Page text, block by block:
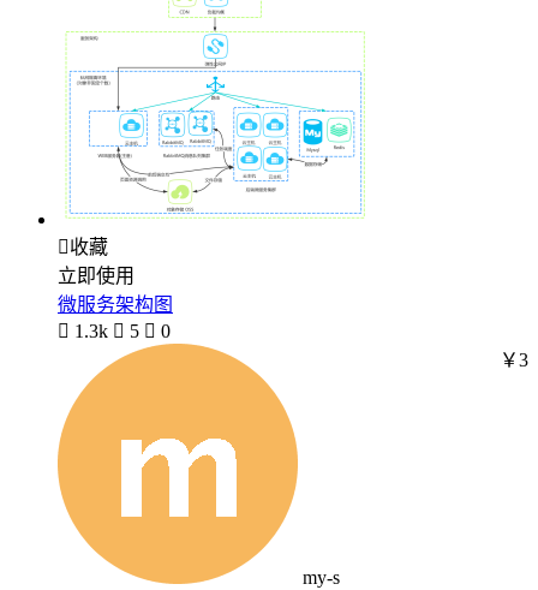
收藏
立即使用
微服务架构图
 1.3k  5  0
my-s
￥3